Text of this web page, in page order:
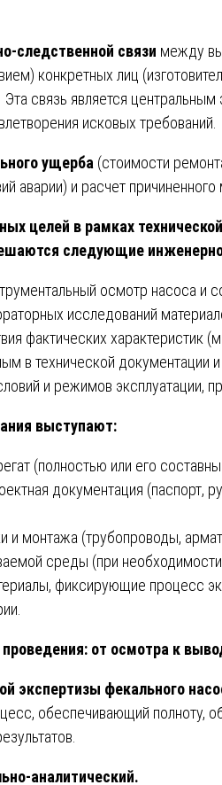
следственной связи между
конкретных лиц
Эта связь является
исковых требований.
ущерба (стоимости
аварии) и расчет
целей в рамках
следующие
осмотр насоса и
исследований
фактических характеристик
в технической документации и
и режимов эксплуатации,
выступают:
(полностью или его
документация (паспорт,
и монтажа (трубопроводы,
среды (при
фиксирующие процесс
проведения: от осмотра к
экспертизы фекального
обеспечивающий полноту,
аналитический.